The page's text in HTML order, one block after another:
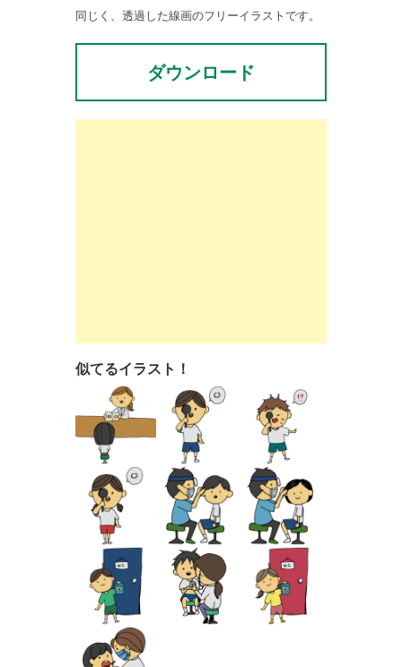
同じく、透過した線画のフリーイラストです。
ダウンロード
似てるイラスト！